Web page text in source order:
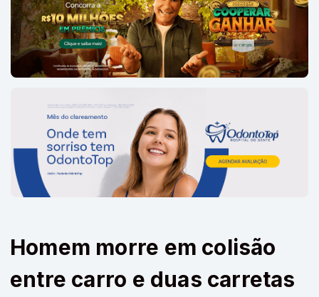
Homem morre em colisão
entre carro e duas carretas